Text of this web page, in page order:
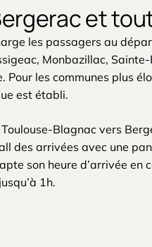
et
les passagers au
Monbazillac,
Pour les communes plus
est établi.
Blagnac vers
des arrivées avec une
son heure d’arrivée
1h.